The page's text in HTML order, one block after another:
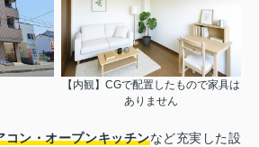
【内観】CGで配置したもので家具は
ありません
コン・オープンキッチンなど充実した設